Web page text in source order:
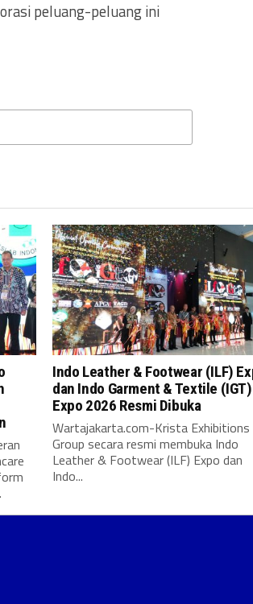
peluang-peluang ini
Indo Leather & Footwear (ILF)
dan Indo Garment & Textile (IGT)
Expo 2026 Resmi Dibuka
Wartajakarta.com-Krista Exhibitions
Group secara resmi membuka Indo
Leather & Footwear (ILF) Expo dan
Indo...